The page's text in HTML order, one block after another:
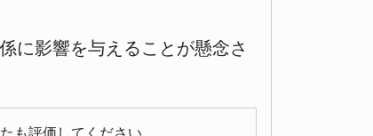
に影響を与えることが懸念さ